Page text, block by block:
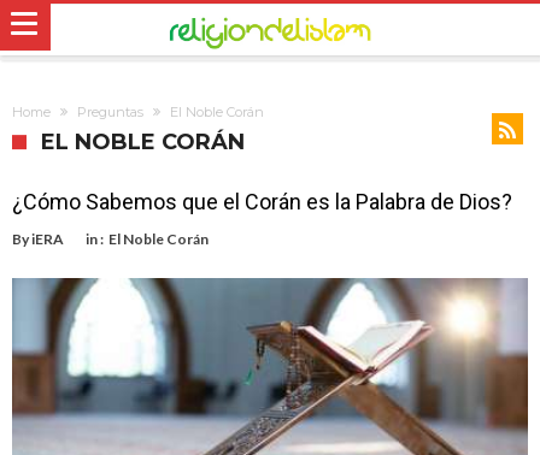
Home Preguntas El Noble Corán
EL NOBLE CORÁN
¿Cómo Sabemos que el Corán es la Palabra de Dios?
ByiERA in : El Noble Corán